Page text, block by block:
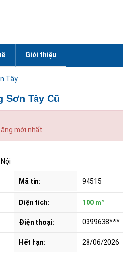
Giới thiệu
Tây
Sơn Tây Cũ
mới nhất.
Mã tin: 94515
Diện tích: 100 m²
Điện thoại: 0399638***
Hết hạn: 28/06/2026